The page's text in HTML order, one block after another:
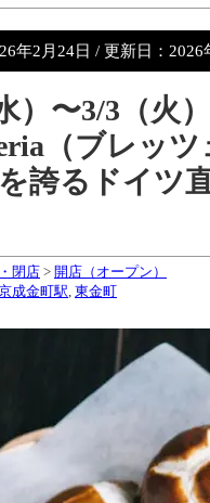
年2月24日 / 更新日： 2026
）〜3/3（火
（ブレッ
誇るドイツ
閉店 > 開店（オープン）
成金町駅 東金町